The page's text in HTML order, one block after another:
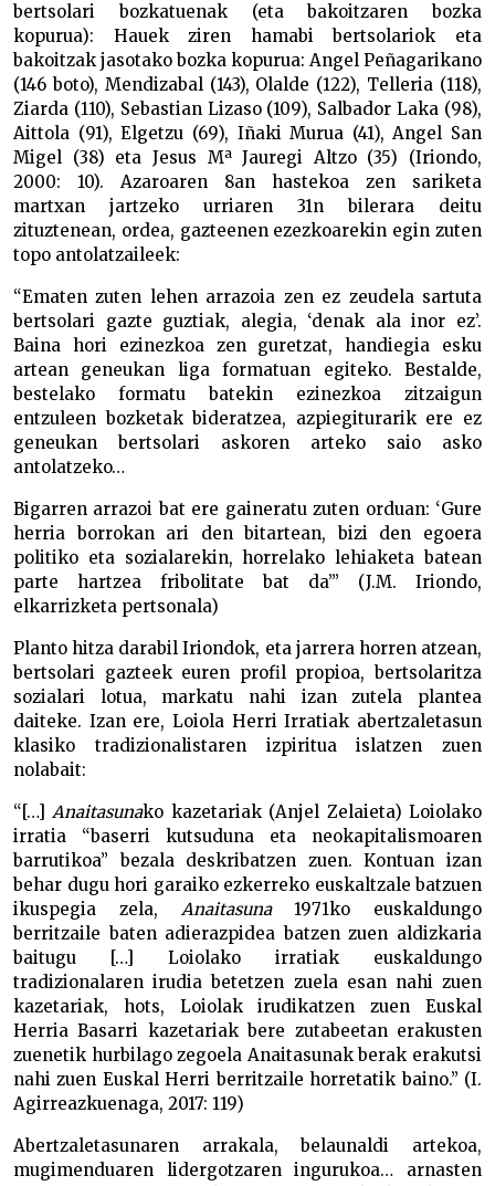
bertsolari bozkatuenak (eta bakoitzaren bozka
kopurua): Hauek ziren hamabi bertsolariok eta
bakoitzak jasotako bozka kopurua: Angel Peñagarikano
(146 boto), Mendizabal (143), Olalde (122), Telleria (118),
Ziarda (110), Sebastian Lizaso (109), Salbador Laka (98),
Aittola (91), Elgetzu (69), Iñaki Murua (41), Angel San
Migel (38) eta Jesus Mª Jauregi Altzo (35) (Iriondo,
2000: 10). Azaroaren 8an hastekoa zen sariketa
martxan jartzeko urriaren 31n bilerara deitu
zituztenean, ordea, gazteenen ezezkoarekin egin zuten
topo antolatzaileek:
“Ematen zuten lehen arrazoia zen ez zeudela sartuta
bertsolari gazte guztiak, alegia, ‘denak ala inor ez’.
Baina hori ezinezkoa zen guretzat, handiegia esku
artean geneukan liga formatuan egiteko. Bestalde,
bestelako formatu batekin ezinezkoa zitzaigun
entzuleen bozketak bideratzea, azpiegiturarik ere ez
geneukan bertsolari askoren arteko saio asko
antolatzeko…
Bigarren arrazoi bat ere gaineratu zuten orduan: ‘Gure
herria borrokan ari den bitartean, bizi den egoera
politiko eta sozialarekin, horrelako lehiaketa batean
parte hartzea fribolitate bat da’” (J.M. Iriondo,
elkarrizketa pertsonala)
Planto hitza darabil Iriondok, eta jarrera horren atzean,
bertsolari gazteek euren profil propioa, bertsolaritza
sozialari lotua, markatu nahi izan zutela plantea
daiteke. Izan ere, Loiola Herri Irratiak abertzaletasun
klasiko tradizionalistaren izpiritua islatzen zuen
nolabait:
“[…]Anaitasunako kazetariak (Anjel Zelaieta) Loiolako
irratia “baserri kutsuduna eta neokapitalismoaren
barrutikoa” bezala deskribatzen zuen. Kontuan izan
behar dugu hori garaiko ezkerreko euskaltzale batzuen
ikuspegia zela, Anaitasuna1971ko euskaldungo
berritzaile baten adierazpidea batzen zuen aldizkaria
baitugu […] Loiolako irratiak euskaldungo
tradizionalaren irudia betetzen zuela esan nahi zuen
kazetariak, hots, Loiolak irudikatzen zuen Euskal
Herria Basarri kazetariak bere zutabeetan erakusten
zuenetik hurbilago zegoela Anaitasunak berak erakutsi
nahi zuen Euskal Herri berritzaile horretatik baino.” (I.
Agirreazkuenaga, 2017: 119)
Abertzaletasunaren arrakala, belaunaldi artekoa,
mugimenduaren lidergotzaren ingurukoa… arnasten